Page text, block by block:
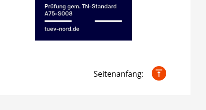
Seitenanfang: